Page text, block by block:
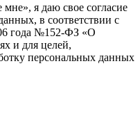
я даю свое согласие
в соответствии с
года №152-ФЗ «О
и для целей,
персональных данных